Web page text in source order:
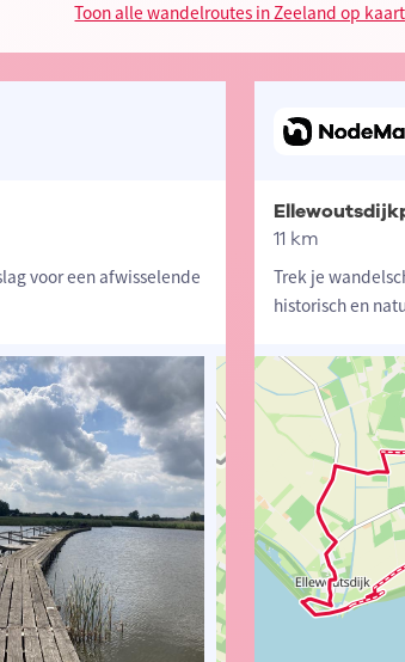
Toon alle wandelroutes in Zeeland op kaart
voor een afwisselende
11 km
Trek je
historisch en